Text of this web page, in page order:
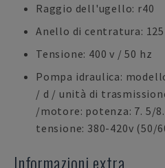
Raggio dell'ugello: r40
Anello di centratura: 125
Tensione: 400 v / 50 hz
Pompa idraulica:
/ d / unità di
/motore: potenza: 7. 5/
tensione: 380-420v (50/
Informazioni extra